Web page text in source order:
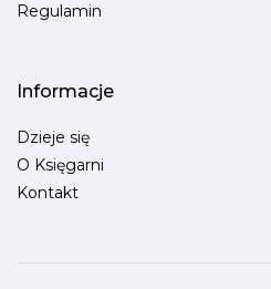
Regulamin
Informacje
Dzieje się
O Księgarni
Kontakt